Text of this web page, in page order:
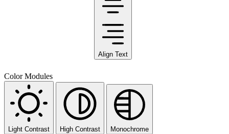
Align Text
Color Modules
Light Contrast High Contrast Monochrome